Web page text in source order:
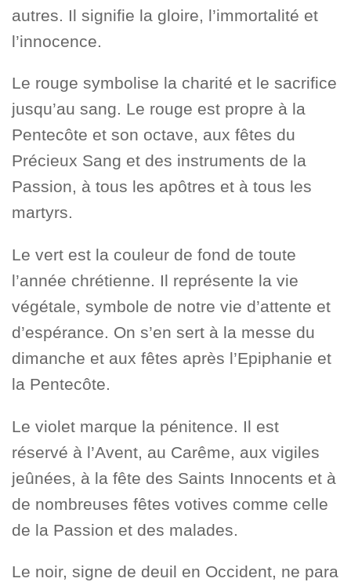
autres. Il signifie la gloire, l’immortalité et
l’innocence.
Le rouge symbolise la charité et le sacrifice
jusqu’au sang. Le rouge est propre à la
Pentecôte et son octave, aux fêtes du
Précieux Sang et des instruments de la
Passion, à tous les apôtres et à tous les
martyrs.
Le vert est la couleur de fond de toute
l’année chrétienne. Il représente la vie
végétale, symbole de notre vie d’attente et
d’espérance. On s’en sert à la messe du
dimanche et aux fêtes après l’Epiphanie et
la Pentecôte.
Le violet marque la pénitence. Il est
réservé à l’Avent, au Carême, aux vigiles
jeûnées, à la fête des Saints Innocents et à
de nombreuses fêtes votives comme celle
de la Passion et des malades.
Le noir, signe de deuil en Occident, ne para